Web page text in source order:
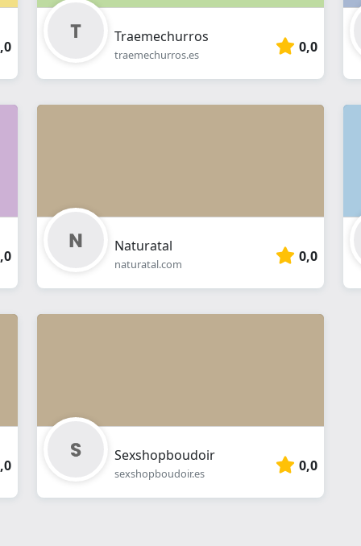
Traemechurros
traemechurros.es 0,0
Naturatal
naturatal.com 0,0
Sexshopboudoir
sexshopboudoir.es 0,0